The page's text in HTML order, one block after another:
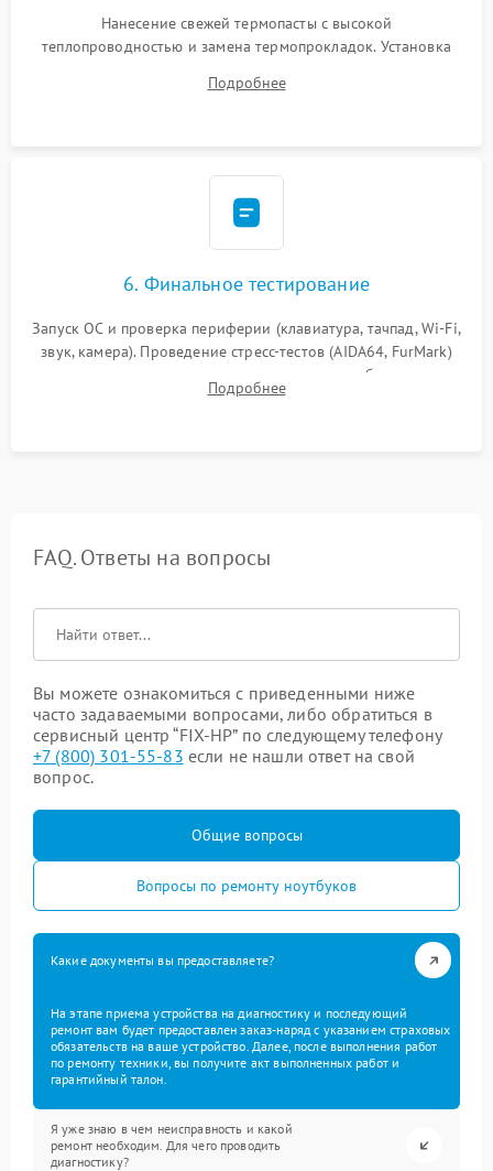
Нанесение свежей термопасты с высокой
теплопроводностью и замена термопрокладок. Установка
шлейфов, модулей памяти и накопителей. Предварительная
Подробнее
6. Финальное тестирование
Запуск ОС и проверка периферии (клавиатура, тачпад, Wi-Fi,
звук, камера). Проведение стресс-тестов (AIDA64, FurMark)
для контроля температурного режима и стабильности
системы под пиковой нагрузкой.
Подробнее
FAQ. Ответы на вопросы
Вы можете ознакомиться с приведенными ниже
часто задаваемыми вопросами, либо обратиться в
сервисный центр “FIX-HP” по следующему телефону
+7 (800) 301-55-83 если не нашли ответ на свой
вопрос.
Общие вопросы
Вопросы по ремонту ноутбуков
Какие документы вы предоставляете?
На этапе приема устройства на диагностику и последующий
ремонт вам будет предоставлен заказ-наряд с указанием страховых
обязательств на ваше устройство. Далее, после выполнения работ
по ремонту техники, вы получите акт выполненных работ и
гарантийный талон.
Я уже знаю в чем неисправность и какой
ремонт необходим. Для чего проводить
диагностику?